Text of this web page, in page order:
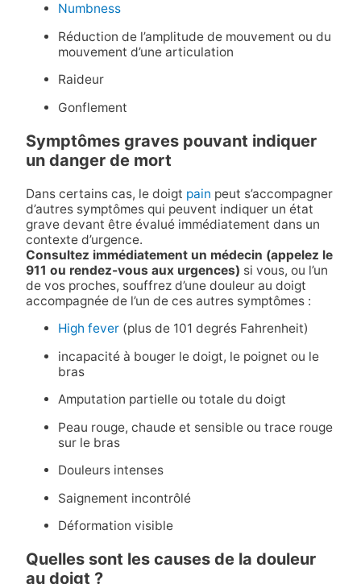
Numbness
Réduction de l’amplitude de mouvement ou du
mouvement d’une articulation
Raideur
Gonflement
Symptômes graves pouvant indiquer
un danger de mort
Dans certains cas, le doigt pain peut s’accompagner
d’autres symptômes qui peuvent indiquer un état
grave devant être évalué immédiatement dans un
contexte d’urgence.
Consultez immédiatement un médecin (appelez le
911 ou rendez-vous aux urgences) si vous, ou l’un
de vos proches, souffrez d’une douleur au doigt
accompagnée de l’un de ces autres symptômes :
High fever(plus de 101 degrés Fahrenheit)
incapacité à bouger le doigt, le poignet ou le
bras
Amputation partielle ou totale du doigt
Peau rouge, chaude et sensible ou trace rouge
sur le bras
Douleurs intenses
Saignement incontrôlé
Déformation visible
Quelles sont les causes de la douleur
au doigt ?